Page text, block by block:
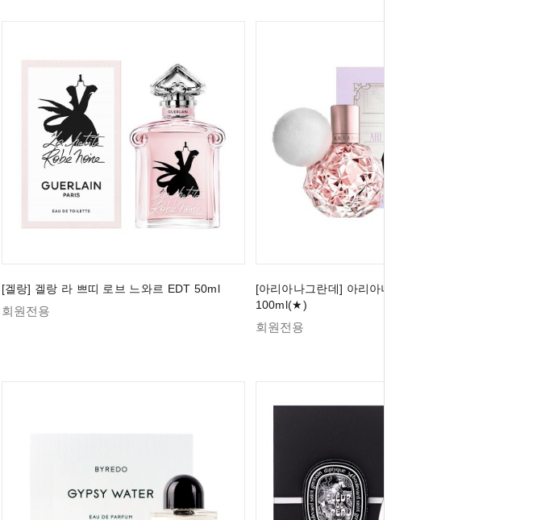
[겔랑] 겔랑 라 쁘띠 로브 느와르 EDT 50ml
회원전용
[아리아나그란데] 아리아나 그란데 아리 EDP
100ml(★)
회원전용